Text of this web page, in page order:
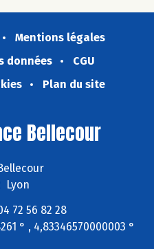
Mentions légales
données
CGU
Plan du site
Bellecour
Lyon
72 56 82 28
° , 4,83346570000003 °